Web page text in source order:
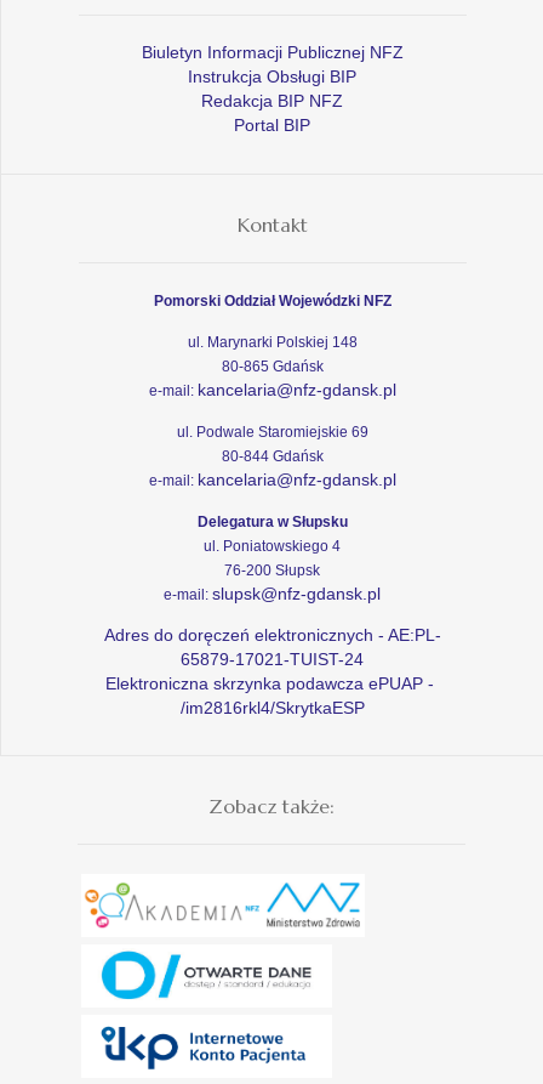
Biuletyn Informacji Publicznej NFZ
Instrukcja Obsługi BIP
Redakcja BIP NFZ
Portal BIP
Kontakt
Pomorski Oddział Wojewódzki NFZ
ul. Marynarki Polskiej 148
80-865 Gdańsk
e-mail: kancelaria@nfz-gdansk.pl
ul. Podwale Staromiejskie 69
80-844 Gdańsk
e-mail: kancelaria@nfz-gdansk.pl
Delegatura w Słupsku
ul. Poniatowskiego 4
76-200 Słupsk
e-mail: slupsk@nfz-gdansk.pl
Adres do doręczeń elektronicznych - AE:PL-
65879-17021-TUIST-24
Elektroniczna skrzynka podawcza ePUAP -
/im2816rkl4/SkrytkaESP
Zobacz także: